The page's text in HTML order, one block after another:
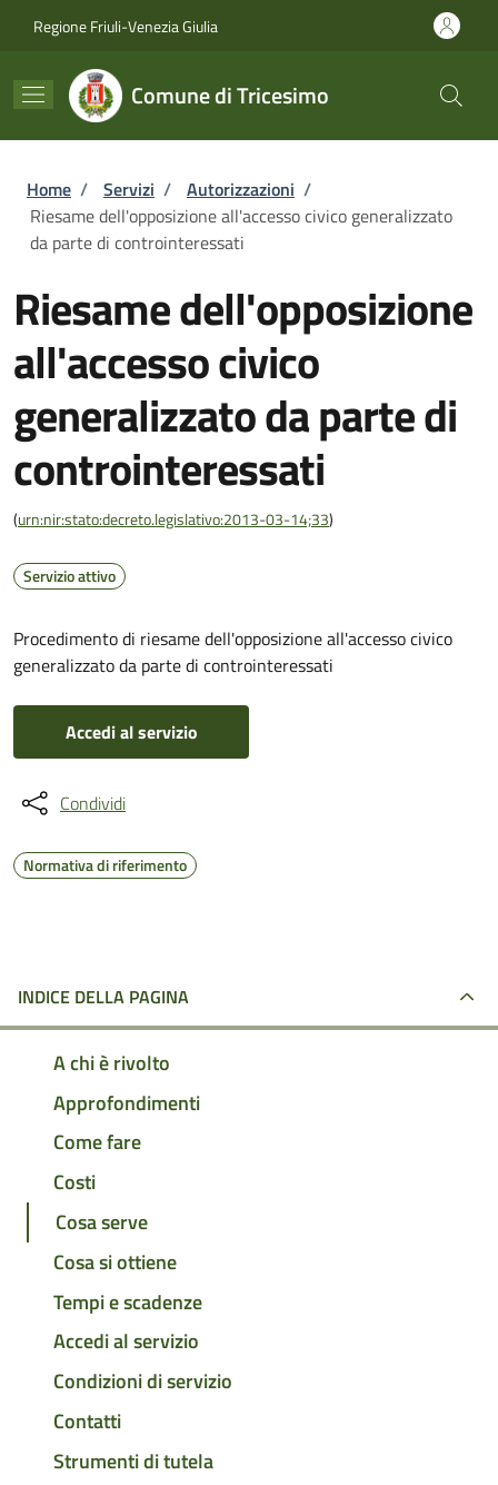
Regione Friuli-Venezia Giulia
Comune di Tricesimo
Briciole di pane
Home / Servizi / Autorizzazioni /
Riesame dell'opposizione all'accesso civico generalizzato
da parte di controinteressati
Riesame dell'opposizione
all'accesso civico
generalizzato da parte di
controinteressati
(urn:nir:stato:decreto.legislativo:2013-03-14;33)
Servizio attivo
Procedimento di riesame dell'opposizione all'accesso civico
generalizzato da parte di controinteressati
Accedi al servizio
Condividi
Normativa di riferimento
INDICE DELLA PAGINA
A chi è rivolto
Approfondimenti
Come fare
Costi
Cosa serve
Cosa si ottiene
Tempi e scadenze
Accedi al servizio
Condizioni di servizio
Contatti
Strumenti di tutela